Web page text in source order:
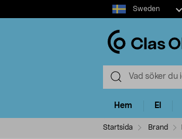
Select
market
Sweden
Hem El
Startsida Brand